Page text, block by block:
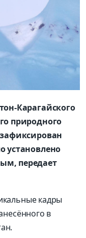
Карагайского
природного
установлено
передает
кадры
в